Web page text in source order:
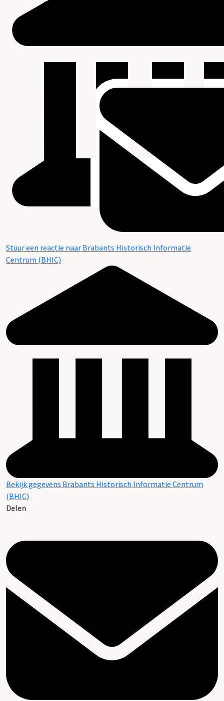
Stuur een reactie naar Brabants Historisch Informatie
Centrum (BHIC)
Bekijk gegevens Brabants Historisch Informatie Centrum
(BHIC)
Delen